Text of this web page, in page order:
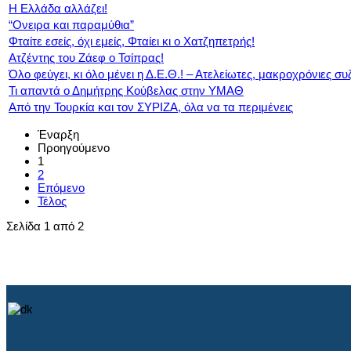
Η Ελλάδα αλλάζει!
“Ονειρα και παραμύθια”
Φταίτε εσείς, όχι εμείς, Φταίει κι ο Χατζηπετρής!
Ατζέντης του Ζάεφ ο Τσίπρας!
Όλο φεύγει, κι όλο μένει η Δ.Ε.Θ.! – Ατελείωτες, μακροχρόνιες
Τι απαντά ο Δημήτρης Κούβελας στην ΥΜΑΘ
Από την Τουρκία και τον ΣΥΡΙΖΑ, όλα να τα περιμένεις
Έναρξη
Προηγούμενο
1
2
Επόμενο
Τέλος
Σελίδα 1 από 2